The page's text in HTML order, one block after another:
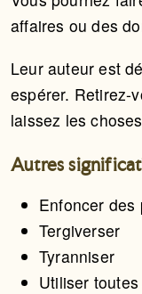
affaires ou des
Leur auteur est
espérer. Retirez-
laissez les
Autres
Enfoncer des
Tergiverser
Tyranniser
Utiliser